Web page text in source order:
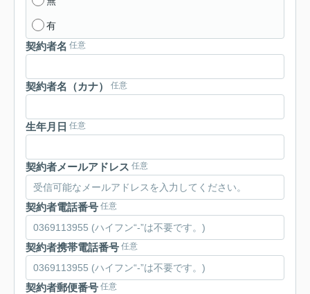
有
契約者名 任意
契約者名（カナ） 任意
生年月日 任意
契約者メールアドレス 任意
契約者電話番号 任意
契約者携帯電話番号 任意
契約者郵便番号 任意